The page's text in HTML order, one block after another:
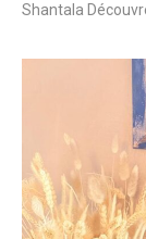
Shantala